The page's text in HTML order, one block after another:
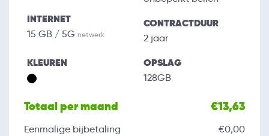
INTERNET
15 GB / 5G netwerk
CONTRACTDUUR
2 jaar
KLEUREN OPSLAG
128GB
Totaal per maand €13,63
Eenmalige bijbetaling €0,00